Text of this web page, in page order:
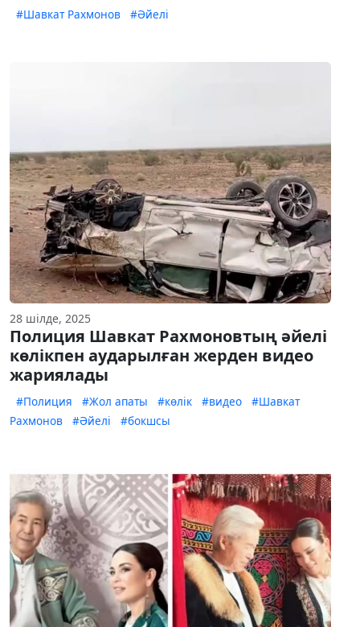
#Шавкат Рахмонов #Әйелі
28 шілде, 2025
Полиция Шавкат Рахмоновтың әйелі
көлікпен аударылған жерден видео
жариялады
#Полиция #Жол апаты #көлік #видео
#Шавкат
Рахмонов
#Әйелі #бокшсы